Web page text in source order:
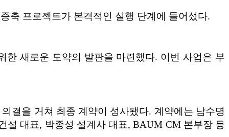
축 프로젝트가 본격적인 실행 단계에 들어섰다.
한 새로운 도약의 발판을 마련했다. 이번 사업은 부
결을 거쳐 최종 계약이 성사됐다. 계약에는 남수명
설 대표, 박종성 설계사 대표, BAUM CM 본부장 등